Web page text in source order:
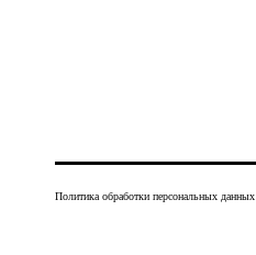
Политика обработки персональных данных